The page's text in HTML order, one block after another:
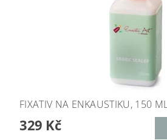
FIXATIV NA ENKAUSTIKU, 150
329 Kč